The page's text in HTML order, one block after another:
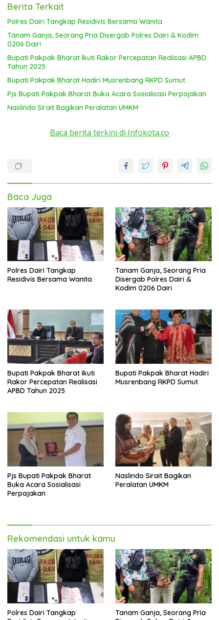
Berita Terkait
Polres Dairi Tangkap Residivis Bersama Wanita
Tanam Ganja, Seorang Pria Disergab Polres Dairi & Kodim
0206 Dairi
Bupati Pakpak Bharat Ikuti Rakor Percepatan Realisasi APBD
Tahun 2025
Bupati Pakpak Bharat Hadiri Musrenbang RKPD Sumut
Pjs Bupati Pakpak Bharat Buka Acara Sosialisasi Perpajakan
Naslindo Sirait Bagikan Peralatan UMKM
Baca berita terkini di Infokota.co
Baca Juga
Polres Dairi Tangkap
Residivis Bersama Wanita
Tanam Ganja, Seorang Pria
Disergab Polres Dairi &
Kodim 0206 Dairi
Bupati Pakpak Bharat Ikuti
Rakor Percepatan Realisasi
APBD Tahun 2025
Bupati Pakpak Bharat Hadiri
Musrenbang RKPD Sumut
Pjs Bupati Pakpak Bharat
Buka Acara Sosialisasi
Perpajakan
Naslindo Sirait Bagikan
Peralatan UMKM
Rekomendasi untuk kamu
Polres Dairi Tangkap
Tanam Ganja, Seorang Pria